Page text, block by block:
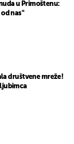
u Primoštenu:
nas"
društvene mreže!